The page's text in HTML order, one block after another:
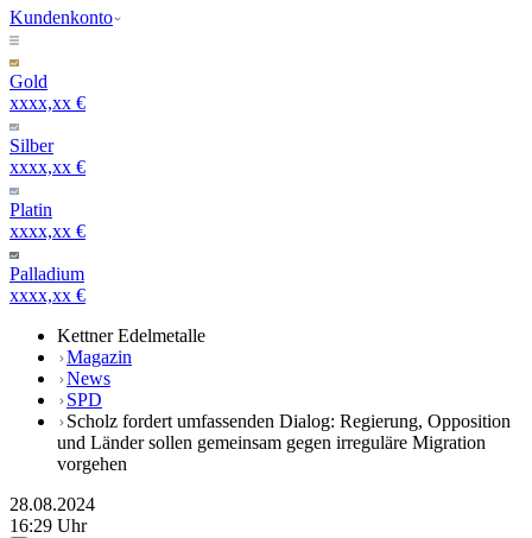
Kundenkonto
Gold
xxxx,xx €
Silber
xxxx,xx €
Platin
xxxx,xx €
Palladium
xxxx,xx €
Kettner Edelmetalle
Magazin
News
SPD
Scholz fordert umfassenden Dialog: Regierung, Opposition
und Länder sollen gemeinsam gegen irreguläre Migration
vorgehen
28.08.2024
16:29 Uhr